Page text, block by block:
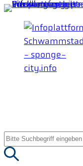
Zum
Inhalt
springen
Suche
nach: